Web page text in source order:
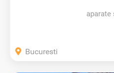
aparate
Bucuresti